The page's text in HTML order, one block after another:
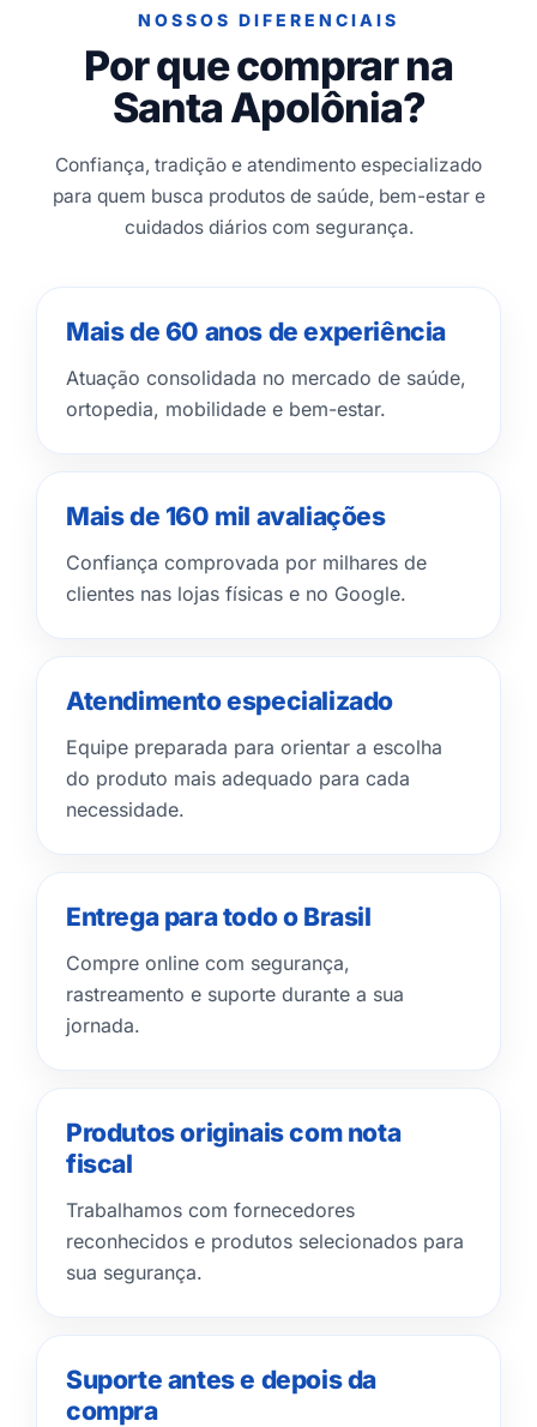
NOSSOS DIFERENCIAIS
Por que comprar na
Santa Apolônia?
Confiança, tradição e atendimento especializado
para quem busca produtos de saúde, bem-estar e
cuidados diários com segurança.
Mais de 60 anos de experiência
Atuação consolidada no mercado de saúde,
ortopedia, mobilidade e bem-estar.
Mais de 160 mil avaliações
Confiança comprovada por milhares de
clientes nas lojas físicas e no Google.
Atendimento especializado
Equipe preparada para orientar a escolha
do produto mais adequado para cada
necessidade.
Entrega para todo o Brasil
Compre online com segurança,
rastreamento e suporte durante a sua
jornada.
Produtos originais com nota
fiscal
Trabalhamos com fornecedores
reconhecidos e produtos selecionados para
sua segurança.
Suporte antes e depois da
compra